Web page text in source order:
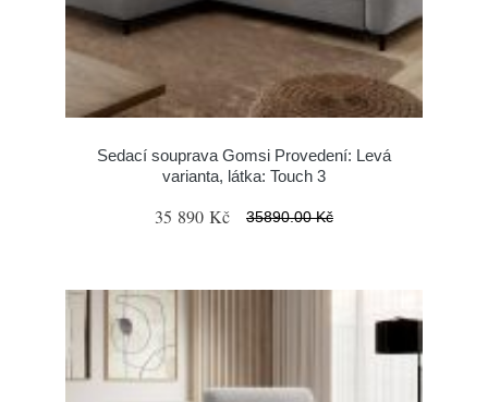
Sedací souprava Gomsi Provedení: Levá
varianta, látka: Touch 3
35 890 Kč 35890.00 Kč